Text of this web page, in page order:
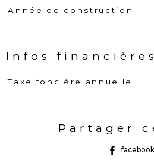
Année de construction
Infos financières
Caractéristiques Valeurs
Taxe foncière annuelle
Partager
facebook